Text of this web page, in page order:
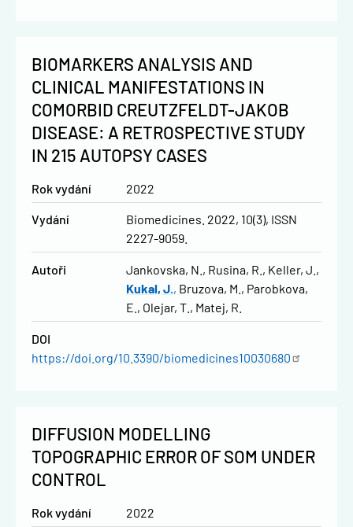
BIOMARKERS ANALYSIS AND
CLINICAL MANIFESTATIONS IN
COMORBID CREUTZFELDT-JAKOB
DISEASE: A RETROSPECTIVE STUDY
IN 215 AUTOPSY CASES
Rok vydání 2022
Vydání
Biomedicines. 2022, 10(3), ISSN
2227-9059.
Autoři Jankovska, N. Rusina, R.
Keller, J.
Kukal, J. Bruzova, M.
Parobkova,
E.
Olejar, T. Matej, R.
DOI
https://doi.org/10.3390/biomedicines10030680
DIFFUSION MODELLING
TOPOGRAPHIC ERROR OF SOM UNDER
CONTROL
Rok vydání 2022